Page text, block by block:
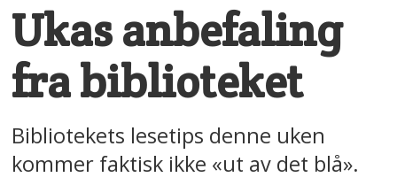
Ukas anbefaling
fra biblioteket
Bibliotekets lesetips denne uken
kommer faktisk ikke «ut av det blå».